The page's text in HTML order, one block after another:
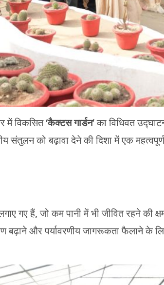
में विकसित‘कैक्टस गार्डन’का विधिवत
संतुलन को बढ़ावा देने की दिशा में एक
गए हैं, जो कम पानी में भी जीवित रहने की
बढ़ाने और पर्यावरणीय जागरूकता फैलाने के